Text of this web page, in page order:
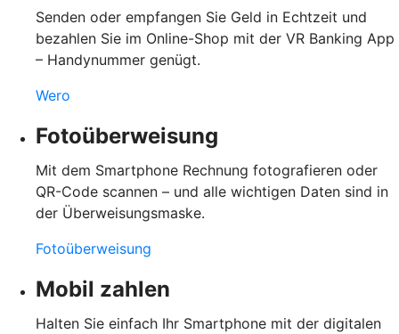
Senden oder empfangen Sie Geld in Echtzeit und
bezahlen Sie im Online-Shop mit der VR Banking App
– Handynummer genügt.
Wero
Fotoüberweisung
Mit dem Smartphone Rechnung fotografieren oder
QR-Code scannen – und alle wichtigen Daten sind in
der Überweisungsmaske.
Fotoüberweisung
Mobil zahlen
Halten Sie einfach Ihr Smartphone mit der digitalen